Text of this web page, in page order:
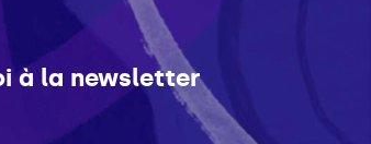
à la newsletter